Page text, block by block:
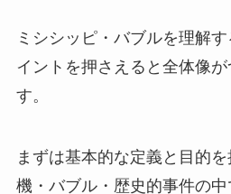
ミシシッピ・バブルを理解
イントを押さえると全体像
す。
まずは基本的な定義と目的
機・バブル・歴史的事件の